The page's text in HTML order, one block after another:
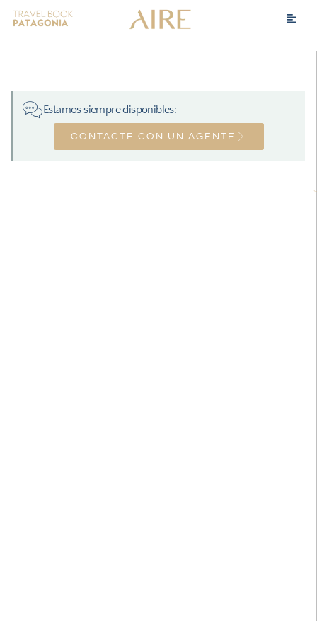
Estamos siempre disponibles:
CONTACTE CON UN AGENTE